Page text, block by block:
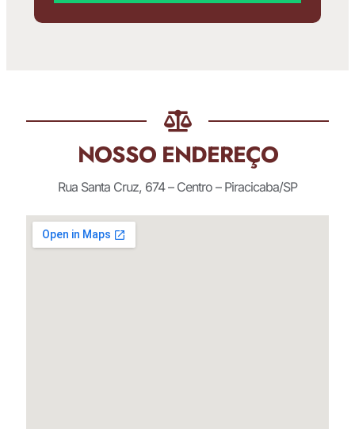
NOSSO ENDEREÇO
Rua Santa Cruz, 674 – Centro – Piracicaba/SP